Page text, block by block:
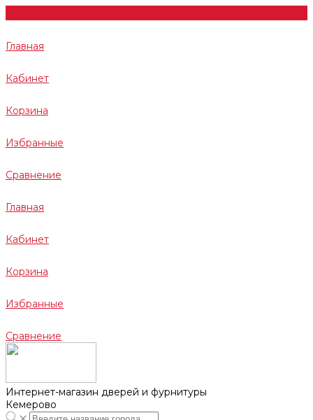
Главная
Кабинет
Корзина
Избранные
Сравнение
Главная
Кабинет
Корзина
Избранные
Сравнение
Интернет-магазин дверей и фурнитуры
Кемерово